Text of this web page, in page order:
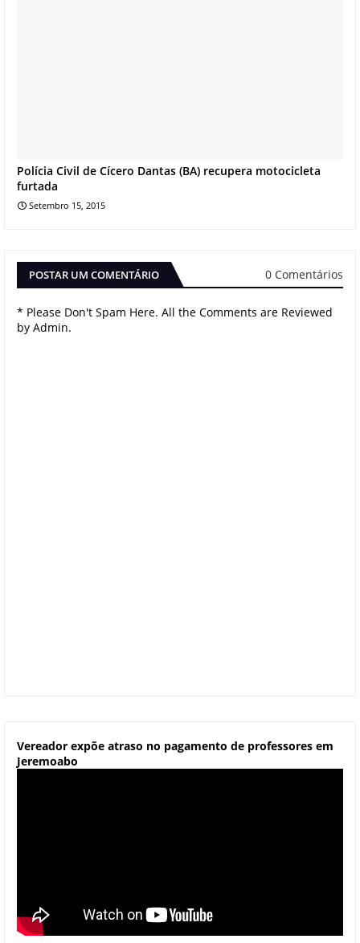
Polícia Civil de Cícero Dantas (BA) recupera motocicleta
furtada
Setembro 15, 2015
POSTAR UM COMENTÁRIO 0 Comentários
* Please Don't Spam Here. All the Comments are Reviewed
by Admin.
Vereador expõe atraso no pagamento de professores em
Jeremoabo